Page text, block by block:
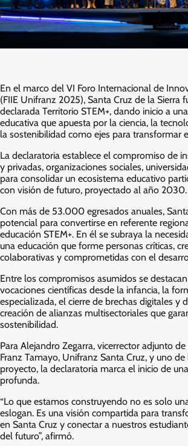
En el marco del VI Foro Internacional de
(FIIE Unifranz 2025), Santa Cruz de la Sierra
declarada Territorio STEM+, dando inicio a
educativa que apuesta por la ciencia, la
la sostenibilidad como ejes para transformar
La declaratoria establece el compromiso de
y privadas, organizaciones sociales,
para consolidar un ecosistema educativo
con visión de futuro, proyectado al año 2030.
Con más de 53.000 egresados anuales,
potencial para convertirse en referente
educación STEM+. En él se subraya la
una educación que forme personas críticas,
colaborativas y comprometidas con el
Entre los compromisos asumidos se
vocaciones científicas desde la infancia, la
especializada, el cierre de brechas digitales y
creación de alianzas multisectoriales que
sostenibilidad.
Para Alejandro Zegarra, vicerrector adjunto
Franz Tamayo, Unifranz Santa Cruz, y uno
proyecto, la declaratoria marca el inicio de
profunda.
“Lo que estamos construyendo no es solo
eslogan. Es una visión compartida para
en Santa Cruz y conectar a nuestros
del futuro”, afirmó.